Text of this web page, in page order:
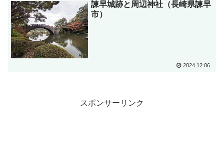
諫早城跡と周辺神社（長崎県諫早
市）
2024.12.06
スポンサーリンク